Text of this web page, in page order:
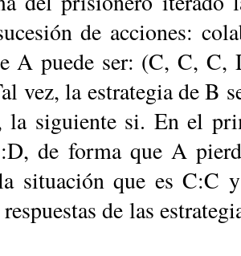
de acciones:
A puede ser: (C, C,
vez, la estrategia de
la siguiente si. En el
de forma que A
situación que es C:C
de las